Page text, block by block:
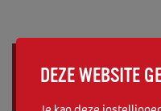
INGREDIËNTEN (VOOR 8
10 PERSONEN)
DEZE WEBSITE